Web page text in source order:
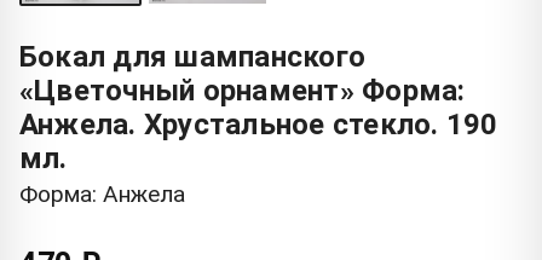
Бокал для шампанского
«Цветочный орнамент» Форма:
Анжела. Хрустальное стекло. 190
мл.
Форма: Анжела